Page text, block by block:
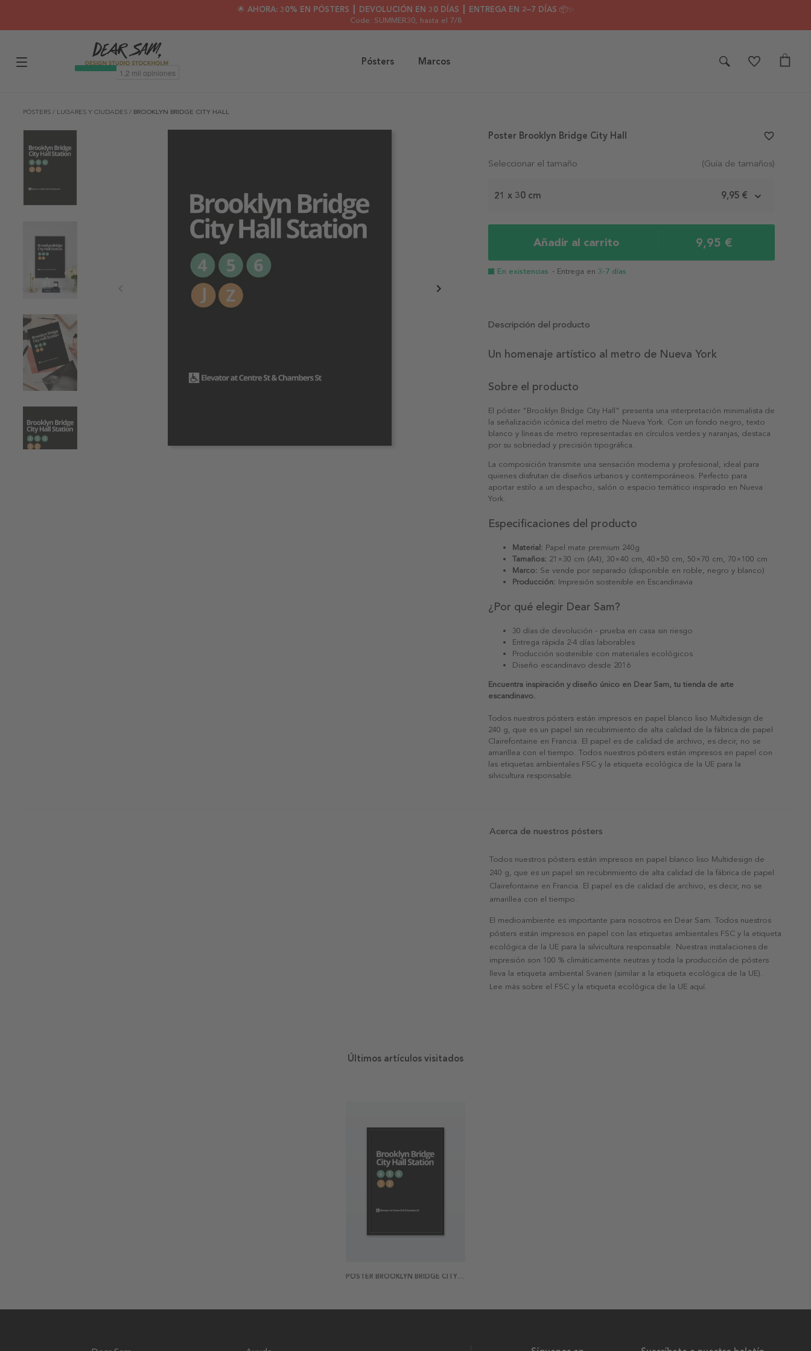
🌟 AHORA: 30% EN PÓSTERS ┃ DEVOLUCIÓN EN 30 DÍAS ┃ ENTREGA EN 2–7 DÍAS 📦✨
Code: SUMMER30, hasta el 7/8
Pósters Marcos
PÓSTERS / LUGARES Y CIUDADES / BROOKLYN BRIDGE CITY HALL
Seleccionar el tamaño (Guía de tamaños)
21 x 30 cm 9,95 €
Añadir al carrito 9,95 €
En existencias - Entrega en 3-7 días
Poster Brooklyn Bridge City Hall favorite_border
Descripción del producto
Un homenaje artístico al metro de Nueva York
Sobre el producto
El póster "Brooklyn Bridge City Hall" presenta una interpretación minimalista de
la señalización icónica del metro de Nueva York. Con un fondo negro, texto
blanco y líneas de metro representadas en círculos verdes y naranjas, destaca
por su sobriedad y precisión tipográfica.
La composición transmite una sensación moderna y profesional, ideal para
quienes disfrutan de diseños urbanos y contemporáneos. Perfecto para
aportar estilo a un despacho, salón o espacio temático inspirado en Nueva
York.
Especificaciones del producto
Material: Papel mate premium 240g
Tamaños: 21×30 cm (A4), 30×40 cm, 40×50 cm, 50×70 cm, 70×100 cm
Marco: Se vende por separado (disponible en roble, negro y blanco)
Producción: Impresión sostenible en Escandinavia
¿Por qué elegir Dear Sam?
30 días de devolución - prueba en casa sin riesgo
Entrega rápida 2-4 días laborables
Producción sostenible con materiales ecológicos
Diseño escandinavo desde 2016
Encuentra inspiración y diseño único en Dear Sam, tu tienda de arte
escandinavo.
Todos nuestros pósters están impresos en papel blanco liso Multidesign de
240 g, que es un papel sin recubrimiento de alta calidad de la fábrica de papel
Clairefontaine en Francia. El papel es de calidad de archivo, es decir, no se
amarillea con el tiempo. Todos nuestros pósters están impresos en papel con
las etiquetas ambientales FSC y la etiqueta ecológica de la UE para la
silvicultura responsable.
Acerca de nuestros pósters
Todos nuestros pósters están impresos en papel blanco liso Multidesign de
240 g, que es un papel sin recubrimiento de alta calidad de la fábrica de papel
Clairefontaine en Francia. El papel es de calidad de archivo, es decir, no se
amarillea con el tiempo.
El medioambiente es importante para nosotros en Dear Sam. Todos nuestros
pósters están impresos en papel con las etiquetas ambientales FSC y la etiqueta
ecológica de la UE para la silvicultura responsable. Nuestras instalaciones de
impresión son 100 % climáticamente neutras y toda la producción de pósters
lleva la etiqueta ambiental Svanen (similar a la etiqueta ecológica de la UE).
Lee más sobre el FSC y la etiqueta ecológica de la UE aquí.
Últimos artículos visitados
POSTER BROOKLYN BRIDGE CITY HALL